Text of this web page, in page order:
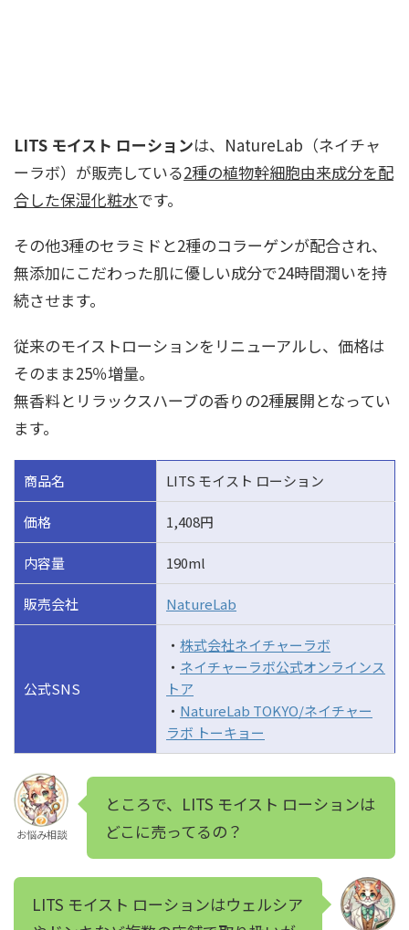
LITS モイスト ローションは、NatureLab（ネイチャ
ーラボ）が販売している2種の植物幹細胞由来成分を配
合した保湿化粧水です。
その他3種のセラミドと2種のコラーゲンが配合され、
無添加にこだわった肌に優しい成分で24時間潤いを持
続させます。
従来のモイストローションをリニューアルし、価格は
そのまま25％増量。
無香料とリラックスハーブの香りの2種展開となってい
ます。
商品名 LITS モイスト ローション
価格 1,408円
内容量 190ml
販売会社 NatureLab
公式SNS
・ 株式会社ネイチャーラボ
・ ネイチャーラボ公式オンラインス
トア
・ NatureLab TOKYO/ネイチャー
ラボ トーキョー
お悩み相談
ところで、LITS モイスト ローションは
どこに売ってるの？
LITS モイスト ローションはウェルシア